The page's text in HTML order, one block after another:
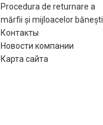
Procedura de returnare a
mărfii și mijloacelor bănești
Контакты
Новости компании
Карта сайта